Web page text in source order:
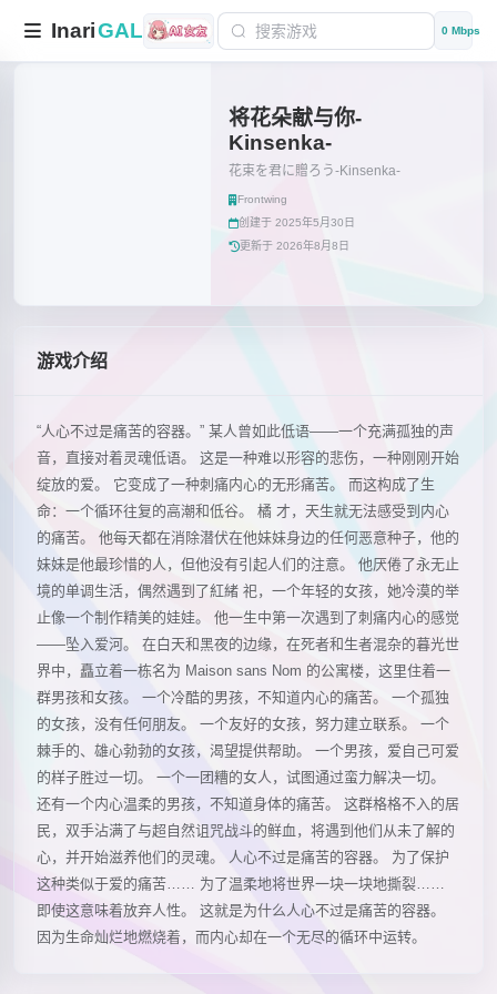
InariGAL 0 Mbps
将花朵献与你-
Kinsenka-
花束を君に贈ろう-Kinsenka-
Frontwing
创建于 2025年5月30日
更新于 2026年8月8日
游戏介绍
“人心不过是痛苦的容器。” 某人曾如此低语——一个充满孤独的声
音，直接对着灵魂低语。 这是一种难以形容的悲伤，一种刚刚开始
绽放的爱。 它变成了一种刺痛内心的无形痛苦。 而这构成了生
命：一个循环往复的高潮和低谷。 橘 才，天生就无法感受到内心
的痛苦。 他每天都在消除潜伏在他妹妹身边的任何恶意种子，他的
妹妹是他最珍惜的人，但他没有引起人们的注意。 他厌倦了永无止
境的单调生活，偶然遇到了紅緒 祀，一个年轻的女孩，她冷漠的举
止像一个制作精美的娃娃。 他一生中第一次遇到了刺痛内心的感觉
——坠入爱河。 在白天和黑夜的边缘，在死者和生者混杂的暮光世
界中，矗立着一栋名为 Maison sans Nom 的公寓楼，这里住着一
群男孩和女孩。 一个冷酷的男孩，不知道内心的痛苦。 一个孤独
的女孩，没有任何朋友。 一个友好的女孩，努力建立联系。 一个
棘手的、雄心勃勃的女孩，渴望提供帮助。 一个男孩，爱自己可爱
的样子胜过一切。 一个一团糟的女人，试图通过蛮力解决一切。
还有一个内心温柔的男孩，不知道身体的痛苦。 这群格格不入的居
民，双手沾满了与超自然诅咒战斗的鲜血，将遇到他们从未了解的
心，并开始滋养他们的灵魂。 人心不过是痛苦的容器。 为了保护
这种类似于爱的痛苦…… 为了温柔地将世界一块一块地撕裂……
即使这意味着放弃人性。 这就是为什么人心不过是痛苦的容器。
因为生命灿烂地燃烧着，而内心却在一个无尽的循环中运转。